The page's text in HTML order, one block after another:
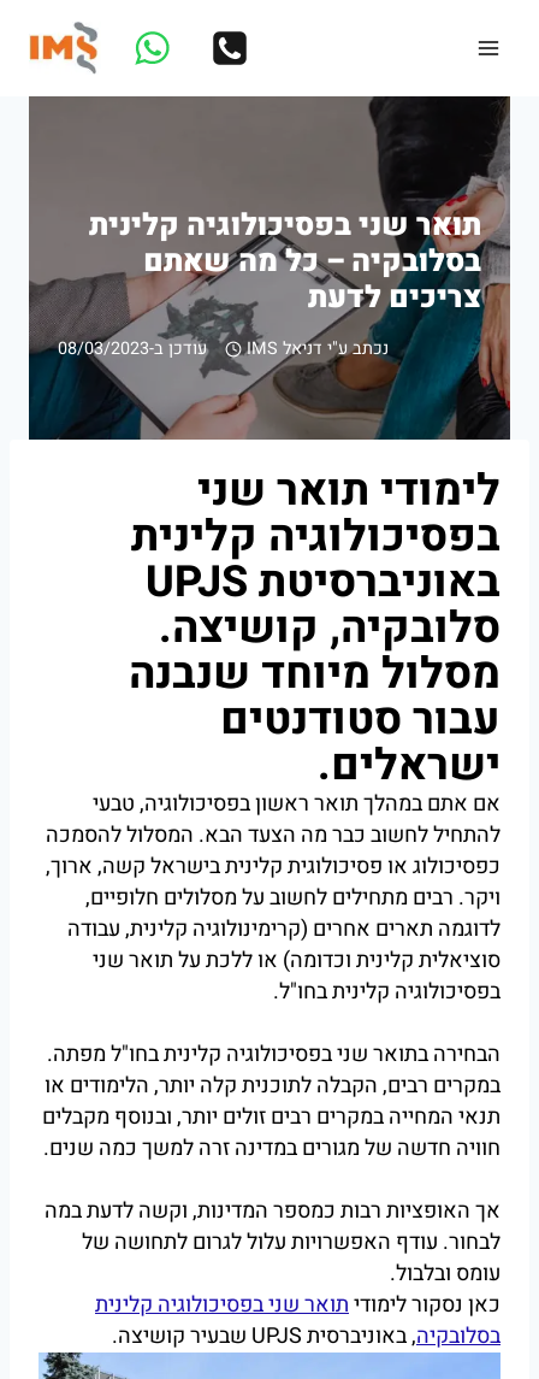
תואר שני בפסיכולוגיה קלינית
בסלובקיה – כל מה שאתם
צריכים לדעת
נכתב ע"י דניאל IMS עודכן ב-08/03/2023
לימודי תואר שני
בפסיכולוגיה קלינית
באוניברסיטת UPJS
סלובקיה, קושיצה.
מסלול מיוחד שנבנה
עבור סטודנטים
ישראלים.
אם אתם במהלך תואר ראשון בפסיכולוגיה, טבעי
להתחיל לחשוב כבר מה הצעד הבא. המסלול להסמכה
כפסיכולוג או פסיכולוגית קלינית בישראל קשה, ארוך,
ויקר. רבים מתחילים לחשוב על מסלולים חלופיים,
לדוגמה תארים אחרים (קרימינולוגיה קלינית, עבודה
סוציאלית קלינית וכדומה) או ללכת על תואר שני
בפסיכולוגיה קלינית בחו"ל.
הבחירה בתואר שני בפסיכולוגיה קלינית בחו"ל מפתה.
במקרים רבים, הקבלה לתוכנית קלה יותר, הלימודים או
תנאי המחייה במקרים רבים זולים יותר, ובנוסף מקבלים
חוויה חדשה של מגורים במדינה זרה למשך כמה שנים.
אך האופציות רבות כמספר המדינות, וקשה לדעת במה
לבחור. עודף האפשרויות עלול לגרום לתחושה של
עומס ובלבול.
כאן נסקור לימודיתואר שני בפסיכולוגיה קלינית
בסלובקיה, באוניברסית UPJS שבעיר קושיצה.